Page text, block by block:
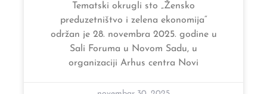
Tematski okrugli sto „Žensko
preduzetništvo i zelena ekonomija“
održan je 28. novembra 2025. godine u
Sali Foruma u Novom Sadu, u
organizaciji Arhus centra Novi